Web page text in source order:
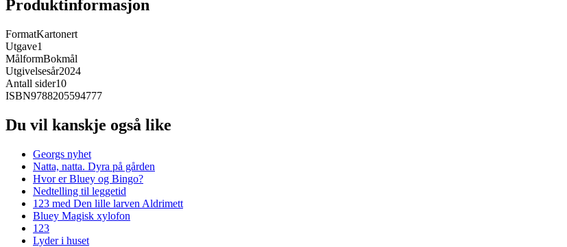
Produktinformasjon
FormatKartonert
Utgave1
MålformBokmål
Utgivelsesår2024
Antall sider10
ISBN9788205594777
Du vil kanskje også like
Georgs nyhet
Natta, natta. Dyra på gården
Hvor er Bluey og Bingo?
Nedtelling til leggetid
123 med Den lille larven Aldrimett
Bluey Magisk xylofon
123
Lyder i huset